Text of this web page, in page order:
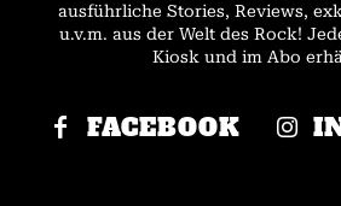
ausführliche Stories, Reviews,
u.v.m. aus der Welt des Rock!
Kiosk und im Abo
FACEBOOK